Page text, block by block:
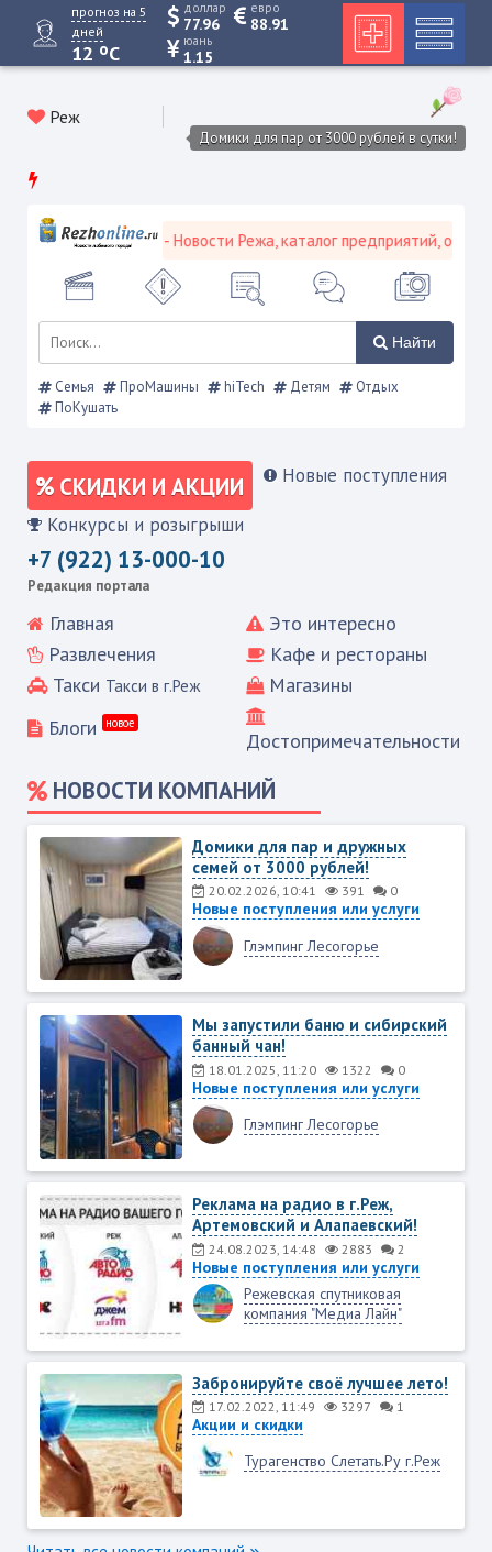
прогноз на 5
дней
12 oC
доллар
77.96
евро
88.91
юань
1.15
Реж
Домики для пар от 3000 рублей в сутки!
портал - Новости Режа, каталог предприятий, объявления,
Найти
Семья ПроМашины hiTech Детям
Отдых
ПоКушать
СКИДКИ И АКЦИИ Новые поступления
Конкурсы и розыгрыши
+7 (922) 13-000-10
Редакция портала
Главная
Это интересно
Развлечения
Кафе и рестораны
Такси Такси в г.Реж
Магазины
Блоги
новое
Достопримечательности
НОВОСТИ КОМПАНИЙ
Домики для пар и дружных
семей от 3000 рублей!
20.02.2026, 10:41 391 0
Новые поступления или услуги
Глэмпинг Лесогорье
Мы запустили баню и сибирский
банный чан!
18.01.2025, 11:20 1322 0
Новые поступления или услуги
Глэмпинг Лесогорье
Реклама на радио в г.Реж,
Артемовский и Алапаевский!
24.08.2023, 14:48 2883 2
Новые поступления или услуги
Режевская спутниковая
компания "Медиа Лайн"
Забронируйте своё лучшее лето!
17.02.2022, 11:49 3297 1
Акции и скидки
Турагенство Слетать.Ру г.Реж